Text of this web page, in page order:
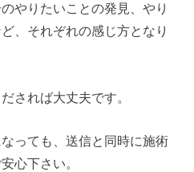
やりたいことの発見、やり
、それぞれの感じ方となり
されば大丈夫です。
っても、送信と同時に施術
心下さい。